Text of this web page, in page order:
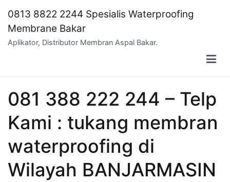
content
0813 8822 2244 Spesialis Waterproofing
Membrane Bakar
Aplikator, Distributor Membran Aspal Bakar.
081 388 222 244 – Telp
Kami : tukang membran
waterproofing di
Wilayah BANJARMASIN